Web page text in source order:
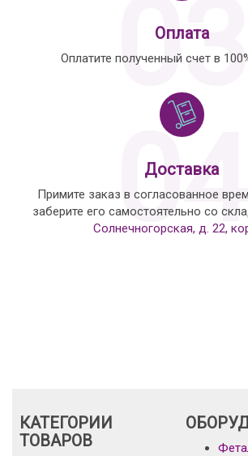
03
Оплата
Оплатите полученный счет в
04
Доставка
Примите заказ в согласованное
заберите его самостоятельно со
Солнечногорская, д. 22,
КАТЕГОРИИ
ТОВАРОВ